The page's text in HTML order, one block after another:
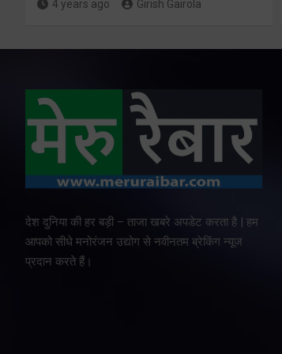
4 years ago Girish Gairola
देश दुनिया की हर बड़ी – ताजा खबरे अपडेट करता है | हम
आपको सीधे मनोरंजन उद्योग से नवीनतम ब्रेकिंग न्यूज
प्रदान करते हैं।